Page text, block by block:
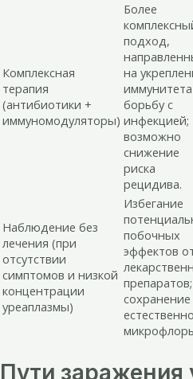
Комплексная
терапия
(антибиотики +
иммуномодуляторы)
Более
подход,
на
борьбу с
инфекцией;
возможно
снижение
риска
рецидива.
Наблюдение без
лечения (при
отсутствии
симптомов и низкой
концентрации
уреаплазмы)
Избегание
побочных
эффектов
препаратов;
сохранение
Пути заражения